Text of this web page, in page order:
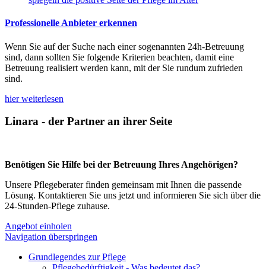
Professionelle Anbieter erkennen
Wenn Sie auf der Suche nach einer sogenannten 24h-Betreuung
sind, dann sollten Sie folgende Kriterien beachten, damit eine
Betreuung realisiert werden kann, mit der Sie rundum zufrieden
sind.
hier weiterlesen
Linara - der Partner an ihrer Seite
Benötigen Sie Hilfe bei der Betreuung Ihres Angehörigen?
Unsere Pflegeberater finden gemeinsam mit Ihnen die passende
Lösung. Kontaktieren Sie uns jetzt und informieren Sie sich über die
24-Stunden-Pflege zuhause.
Angebot einholen
Navigation überspringen
Grundlegendes zur Pflege